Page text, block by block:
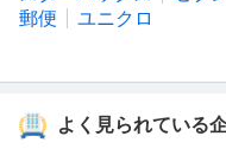
郵便
ユニクロ
よく見られている